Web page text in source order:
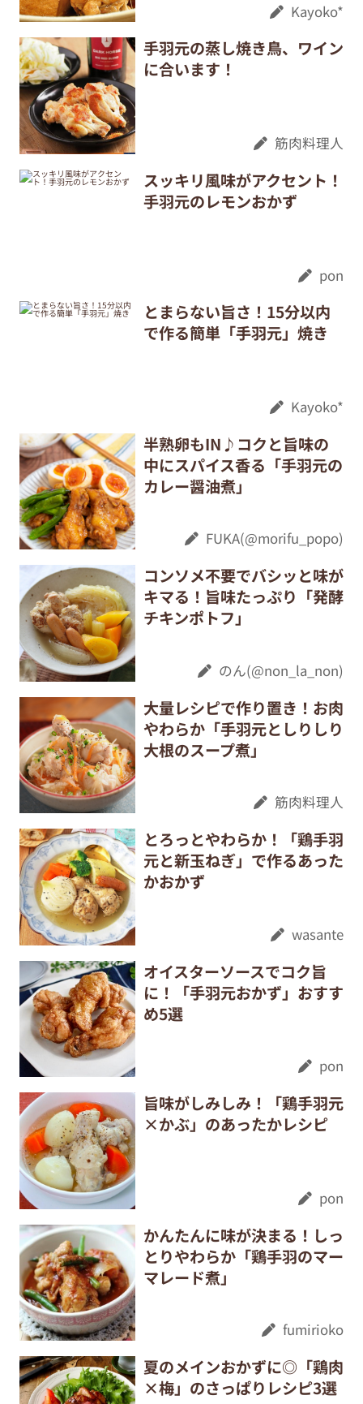
Kayoko*
手羽元の蒸し焼き鳥、ワイン
に合います！
筋肉料理人
スッキリ風味がアクセント！
手羽元のレモンおかず
pon
とまらない旨さ！15分以内
で作る簡単「手羽元」焼き
Kayoko*
半熟卵もIN♪コクと旨味の
中にスパイス香る「手羽元の
カレー醤油煮」
FUKA(@morifu_popo)
コンソメ不要でバシッと味が
キマる！旨味たっぷり「発酵
チキンポトフ」
のん(@non_la_non)
大量レシピで作り置き！お肉
やわらか「手羽元としりしり
大根のスープ煮」
筋肉料理人
とろっとやわらか！「鶏手羽
元と新玉ねぎ」で作るあった
かおかず
wasante
オイスターソースでコク旨
に！「手羽元おかず」おすす
め5選
pon
旨味がしみしみ！「鶏手羽元
×かぶ」のあったかレシピ
pon
かんたんに味が決まる！しっ
とりやわらか「鶏手羽のマー
マレード煮」
fumirioko
夏のメインおかずに◎「鶏肉
×梅」のさっぱりレシピ3選